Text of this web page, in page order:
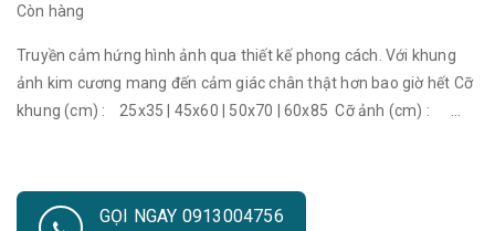
Còn hàng
Truyền cảm hứng hình ảnh qua thiết kế phong cách. Với khung
ảnh kim cương mang đến cảm giác chân thật hơn bao giờ hết Cỡ
khung (cm) : 25x35 | 45x60 | 50x70 | 60x85 Cỡ ảnh (cm) :
110x170 Khung ảnh đẹp treo tường đang trở thành một trào lưu
trang trí nội thất hiện nay. Với nhiều kiểu dáng, màu sắc khác
GỌI NGAY 0913004756